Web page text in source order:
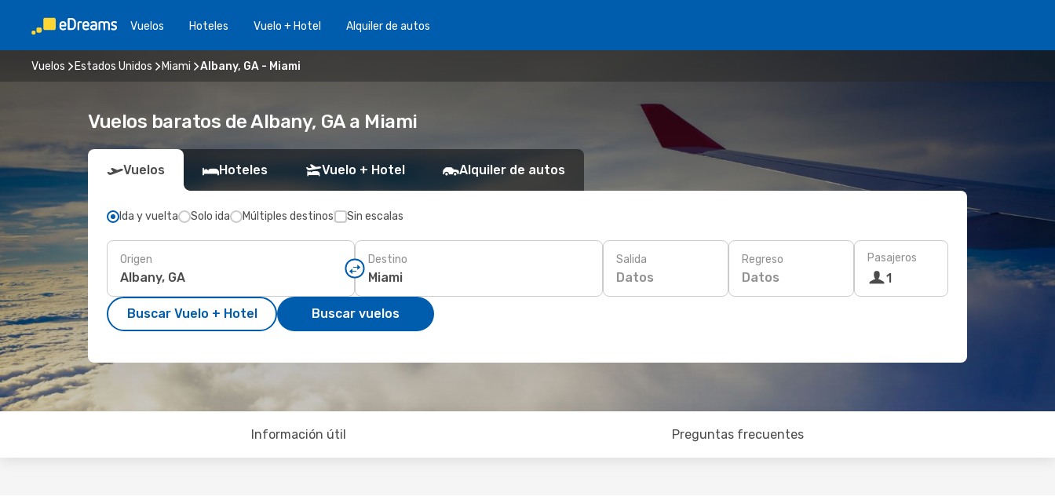
Vuelos Hoteles Vuelo + Hotel Alquiler de autos
Vuelos Estados Unidos Miami Albany, GA - Miami
Vuelos baratos de Albany, GA a Miami
Vuelos Hoteles Vuelo + Hotel Alquiler de autos
Ida y vuelta Solo ida Múltiples destinos Sin escalas
Origen Destino Salida
Datos
Regreso
Datos
Pasajeros
1
Buscar Vuelo + Hotel Buscar vuelos
Información útil Preguntas frecuentes